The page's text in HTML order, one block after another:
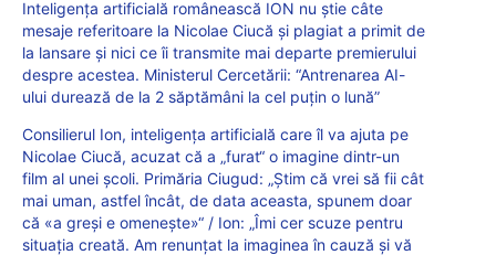
Inteligența artificială românească ION nu știe câte
mesaje referitoare la Nicolae Ciucă și plagiat a primit de
la lansare și nici ce îi transmite mai departe premierului
despre acestea. Ministerul Cercetării: “Antrenarea AI-
ului durează de la 2 săptămâni la cel puțin o lună”
Consilierul Ion, inteligența artificială care îl va ajuta pe
Nicolae Ciucă, acuzat că a „furat“ o imagine dintr-un
film al unei școli. Primăria Ciugud: „Știm că vrei să fii cât
mai uman, astfel încât, de data aceasta, spunem doar
că «a greși e omenește»“ / Ion: „Îmi cer scuze pentru
situația creată. Am renunțat la imaginea în cauză și vă